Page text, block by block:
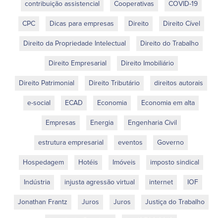
contribuição assistencial Cooperativas COVID-19
CPC Dicas para empresas Direito Direito Cível
Direito da Propriedade Intelectual Direito do Trabalho
Direito Empresarial Direito Imobiliário
Direito Patrimonial Direito Tributário direitos autorais
e-social ECAD Economia Economia em alta
Empresas Energia Engenharia Civil
estrutura empresarial eventos Governo
Hospedagem Hotéis Imóveis imposto sindical
Indústria injusta agressão virtual internet IOF
Jonathan Frantz Juros Juros Justiça do Trabalho